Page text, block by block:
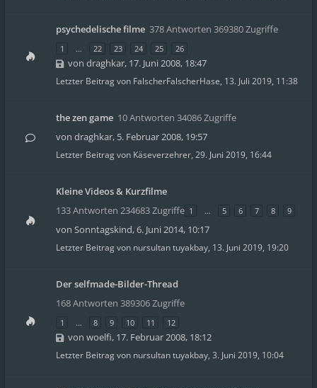
psychedelische filme 378 Antworten 369380 Zugriffe
1 … 22 23 24 25 26
von draghkar, 17. Juni 2008, 18:47
Letzter Beitrag von FalscherFalscherHase, 13. Juli 2019, 11:38
the zen game 10 Antworten 34086 Zugriffe
von draghkar, 5. Februar 2008, 19:57
Letzter Beitrag von Käseverzehrer, 29. Juni 2019, 16:44
Kleine Videos & Kurzfilme
133 Antworten 234683 Zugriffe 1 … 5 6 7 8 9
von Sonntagskind,6. Juni 2014, 10:17
Letzter Beitrag von nursultan tuyakbay, 13. Juni 2019, 19:20
Der selfmade-Bilder-Thread
168 Antworten 389306 Zugriffe
1 … 8 9 10 11 12
von woelfi, 17. Februar 2008, 18:12
Letzter Beitrag von nursultan tuyakbay, 3. Juni 2019, 10:04